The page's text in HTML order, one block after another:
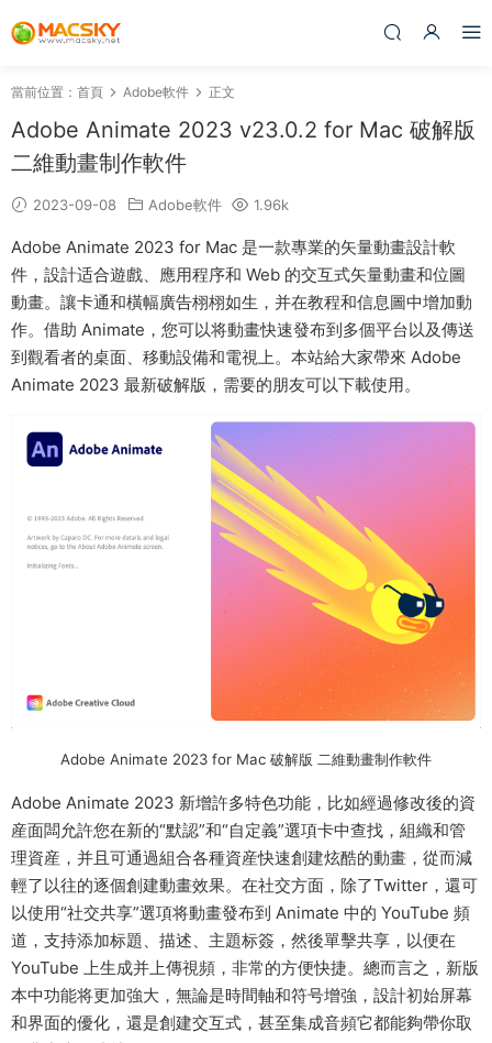
當前位置： 首頁 Adobe軟件 正文
Adobe Animate 2023 v23.0.2 for Mac 破解版
二維動畫制作軟件
2023-09-08 Adobe軟件 1.96k
Adobe Animate 2023 for Mac 是一款專業的矢量動畫設計軟
件，設計适合遊戲、應用程序和 Web 的交互式矢量動畫和位圖
動畫。讓卡通和橫幅廣告栩栩如生，并在教程和信息圖中增加動
作。借助 Animate，您可以将動畫快速發布到多個平台以及傳送
到觀看者的桌面、移動設備和電視上。本站給大家帶來 Adobe
Animate 2023 最新破解版，需要的朋友可以下載使用。
Adobe Animate 2023 for Mac 破解版 二維動畫制作軟件
Adobe Animate 2023 新增許多特色功能，比如經過修改後的資
産面闆允許您在新的“默認”和“自定義”選項卡中查找，組織和管
理資産，并且可通過組合各種資産快速創建炫酷的動畫，從而減
輕了以往的逐個創建動畫效果。在社交方面，除了Twitter，還可
以使用“社交共享”選項将動畫發布到 Animate 中的 YouTube 頻
道，支持添加标題、描述、主題标簽，然後單擊共享，以便在
YouTube 上生成并上傳視頻，非常的方便快捷。總而言之，新版
本中功能将更加強大，無論是時間軸和符号增強，設計初始屏幕
和界面的優化，還是創建交互式，甚至集成音頻它都能夠帶你取